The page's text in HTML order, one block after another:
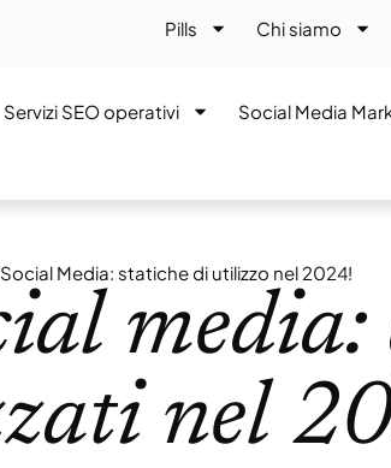
Pills Chi siamo
Servizi SEO operativi Social Media
Media: statiche di utilizzo nel 2024!
media:
nel